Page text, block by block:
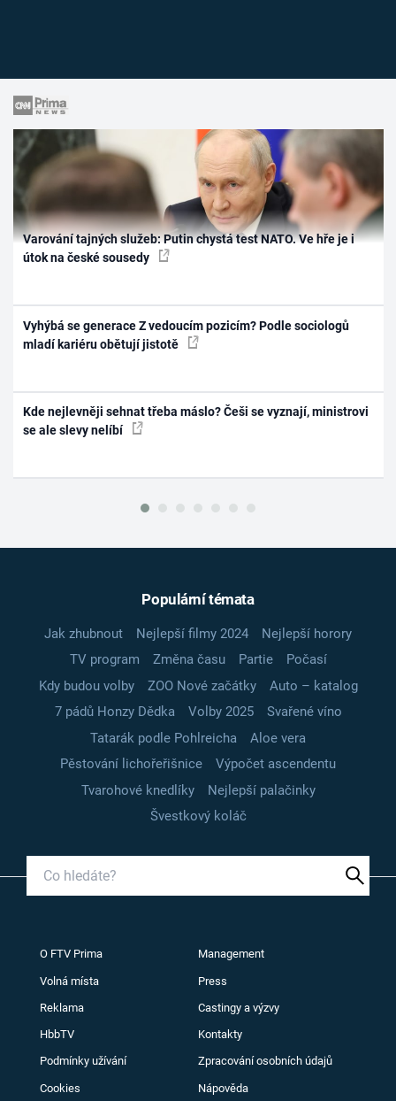
Varování tajných služeb: Putin chystá test NATO. Ve hře je i
útok na české sousedy
Vyhýbá se generace Z vedoucím pozicím? Podle sociologů
mladí kariéru obětují jistotě
Kde nejlevněji sehnat třeba máslo? Češi se vyznají, ministrovi
se ale slevy nelíbí
Populární témata
Jak zhubnout Nejlepší filmy 2024
Nejlepší horory
TV program
Změna času Partie
Počasí
Kdy budou volby
ZOO Nové začátky
Auto – katalog
7 pádů Honzy Dědka
Volby 2025
Svařené víno
Tatarák podle Pohlreicha
Aloe vera
Pěstování lichořeřišnice
Výpočet ascendentu
Tvarohové knedlíky
Nejlepší palačinky
Švestkový koláč
O FTV Prima Management
Volná místa Press
Reklama Castingy a výzvy
HbbTV Kontakty
Podmínky užívání Zpracování osobních údajů
Cookies Nápověda